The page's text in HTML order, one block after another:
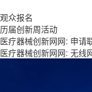
观众报名
历届创新周活动
医疗器械创新网网: 申请
医疗器械创新网网: 无线